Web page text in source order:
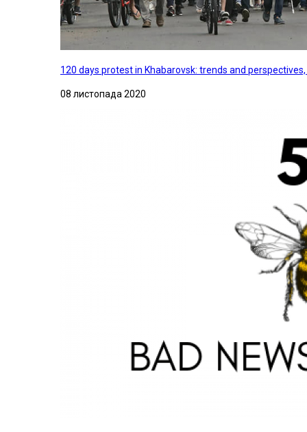
120 days protest in Khabarovsk: trends and
08 листопада 2020